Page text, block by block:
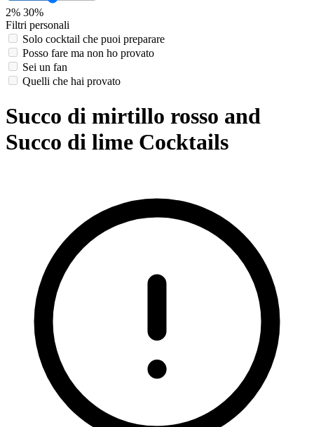
2% 30%
Filtri personali
Solo cocktail che puoi preparare
Posso fare ma non ho provato
Sei un fan
Quelli che hai provato
Succo di mirtillo rosso and
Succo di lime Cocktails